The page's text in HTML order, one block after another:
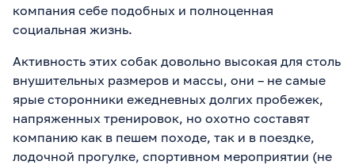
компания себе подобных и полноценная
социальная жизнь.
Активность этих собак довольно высокая для столь
внушительных размеров и массы, они – не самые
ярые сторонники ежедневных долгих пробежек,
напряженных тренировок, но охотно составят
компанию как в пешем походе, так и в поездке,
лодочной прогулке, спортивном мероприятии (не